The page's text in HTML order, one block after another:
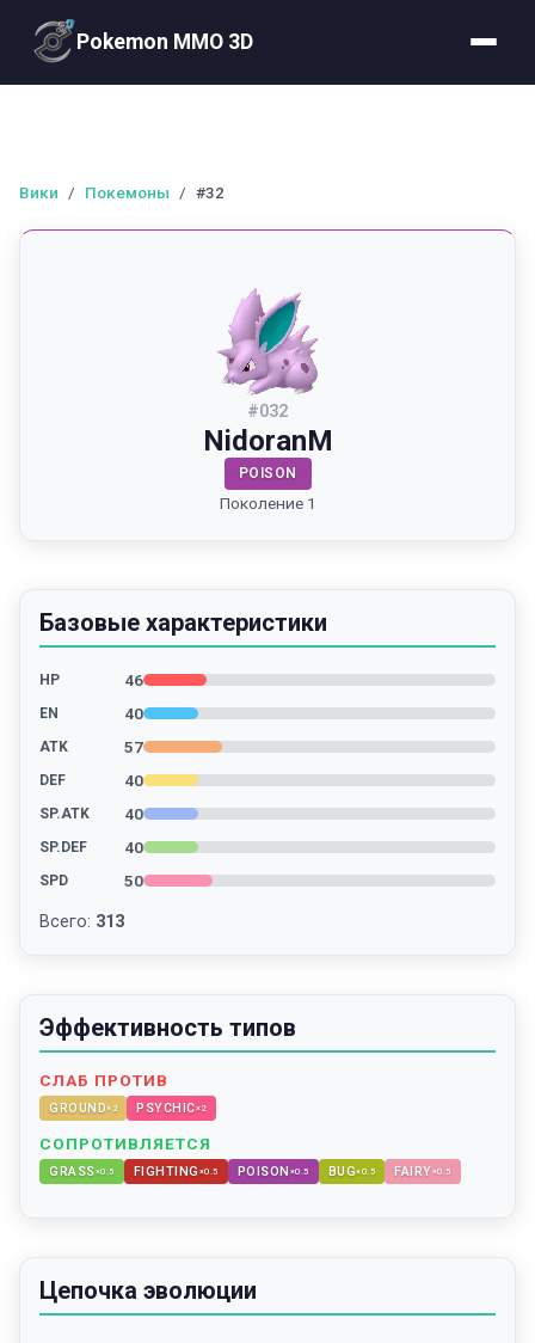
Pokemon MMO 3D
Вики / Покемоны / #32
#032
NidoranM
POISON
Поколение 1
Базовые характеристики
HP 46
EN 40
ATK 57
DEF 40
SP.ATK 40
SP.DEF 40
SPD 50
Всего: 313
Эффективность типов
СЛАБ ПРОТИВ
GROUND× 2 PSYCHIC×2
СОПРОТИВЛЯЕТСЯ
GRASS×0.5 FIGHTING ×0.5 POISON ×0.5 BUG×0.5 FAIRY×0.5
Цепочка эволюции